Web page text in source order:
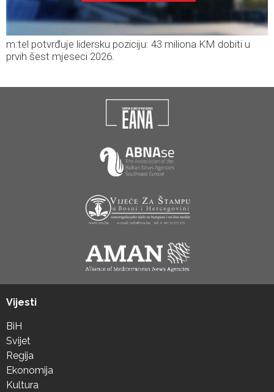
m:tel potvrđuje lidersku poziciju: 43 miliona KM dobiti u
prvih šest mjeseci 2026.
Vijesti
BiH
Svijet
Regija
Ekonomija
Kultura